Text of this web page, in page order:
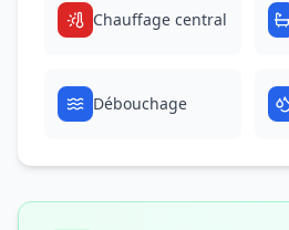
Chauffage central
Débouchage